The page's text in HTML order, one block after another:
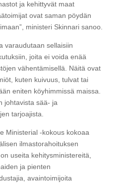
ja kehittyvät maat
ovat saman pöydän
ministeri Skinnari sanoo.
varaudutaan sellaisiin
joita ei voida enää
vähentämisellä. Näitä ovat
kuten kuivuus, tulvat tai
eniten köyhimmissä maissa.
johtavista sää- ja
tarjoajista.
Ministerial -kokous kokoaa
ilmastorahoituksen
useita kehitysministereitä,
ja pienten
avaintoimijoita